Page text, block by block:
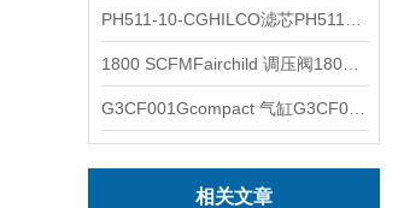
相关文章